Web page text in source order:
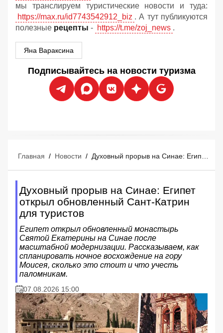
мы транслируем туристические новости и туда:
https://max.ru/id7743542912_biz . А тут публикуются
полезные рецепты - https://t.me/zoj_news .
Яна Вараксина
Подписывайтесь на новости туризма
Главная / Новости / Духовный прорыв на Синае: Египет открыл обновленный Сант-Катрин для туристов
Духовный прорыв на Синае: Египет
открыл обновленный Сант-Катрин
для туристов
Египет открыл обновленный монастырь
Святой Екатерины на Синае после
масштабной модернизации. Рассказываем, как
спланировать ночное восхождение на гору
Моисея, сколько это стоит и что учесть
паломникам.
07.08.2026 15:00